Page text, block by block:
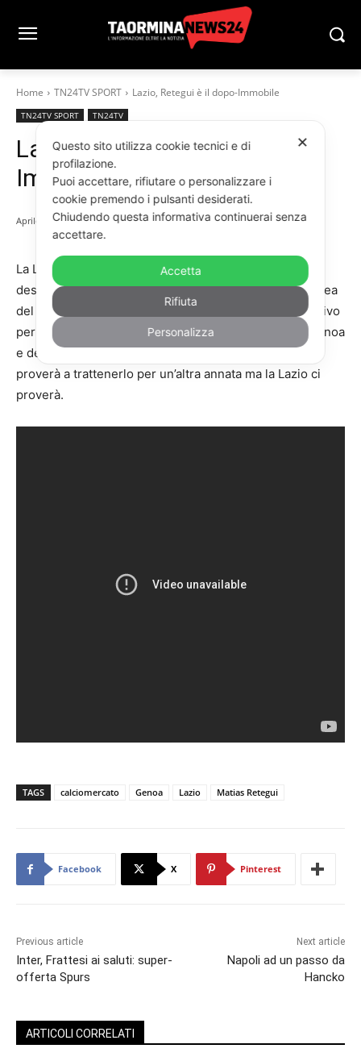
Home TN24TV SPORT Lazio, Retegui è il dopo-Immobile
TN24TV SPORT TN24TV
Lazio, Retegui è il dopo-
Immobile
Aprile 18, 2024
La Lazio pensa già al sostituto di Ciro Immobile, che è
destinato a lasciare i biancocelesti a fine stagione. L’idea
del presidente Claudio Lotito è quella di fare un tentativo
per Matias Retegui. L’attaccante italo-argentino del Genoa
e della Nazionale Italiana costa 25 milioni e il grifone
proverà a trattenerlo per un’altra annata ma la Lazio ci
proverà.
TAGS calciomercato Genoa Lazio Matias Retegui
Facebook X Pinterest
Previous article
Inter, Frattesi ai saluti: super-
offerta Spurs
Next article
Napoli ad un passo da
Hancko
ARTICOLI CORRELATI
✕
Questo sito utilizza cookie tecnici e di
profilazione.
Puoi accettare, rifiutare o personalizzare i
cookie premendo i pulsanti desiderati.
Chiudendo questa informativa continuerai senza
accettare.
Accetta
Rifiuta
Personalizza